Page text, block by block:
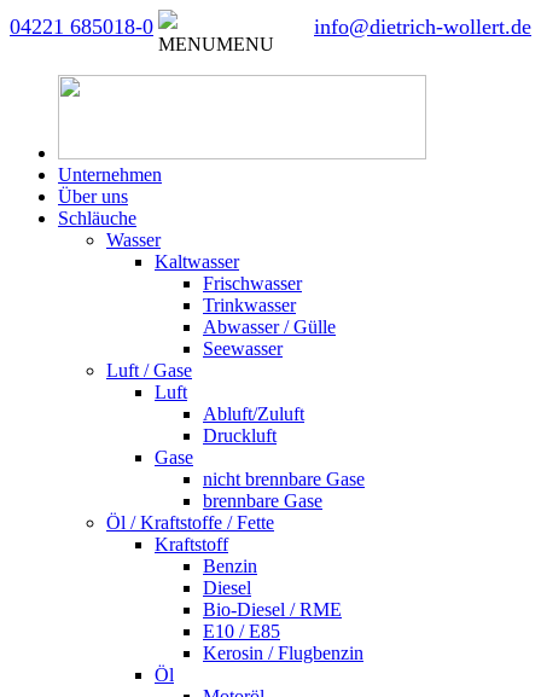
04221 685018-0 info@dietrich-wollert.de
MENUMENU
Unternehmen
Über uns
Schläuche
Wasser
Kaltwasser
Frischwasser
Trinkwasser
Abwasser / Gülle
Seewasser
Luft / Gase
Luft
Abluft/Zuluft
Druckluft
Gase
nicht brennbare Gase
brennbare Gase
Öl / Kraftstoffe / Fette
Kraftstoff
Benzin
Diesel
Bio-Diesel / RME
E10 / E85
Kerosin / Flugbenzin
Öl